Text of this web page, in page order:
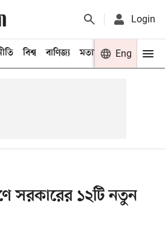
Login
বিশ্ব বাণিজ্য মতামত খেলা
Eng
সরকারের ১২টি নতুন